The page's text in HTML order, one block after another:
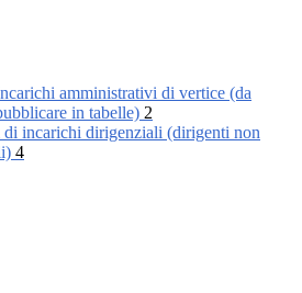
amministrativi di vertice (da
in tabelle) 2
incarichi dirigenziali (dirigenti non
4